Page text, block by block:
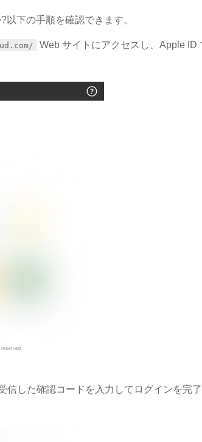
下の手順を確認できます。
Web サイトにアクセスし、Apple ID
信した確認コードを入力してログインを完